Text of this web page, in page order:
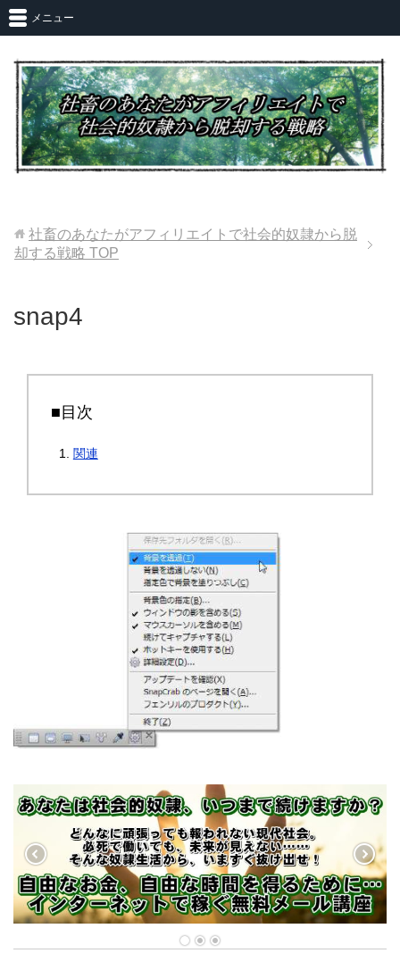
メニュー
社畜のあなたがアフィリエイトで社会的奴隷から脱
却する戦略 TOP
snap4
■目次
関連